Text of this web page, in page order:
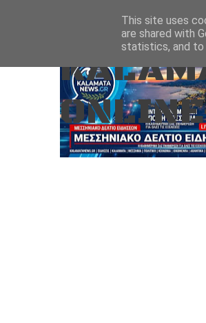
Aug 7, 2026
This site uses
are shared with
statistics, and to